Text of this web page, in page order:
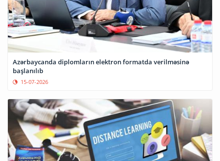
Azərbaycanda diplomların elektron formatda verilməsinə
başlanılıb
15-07-2026